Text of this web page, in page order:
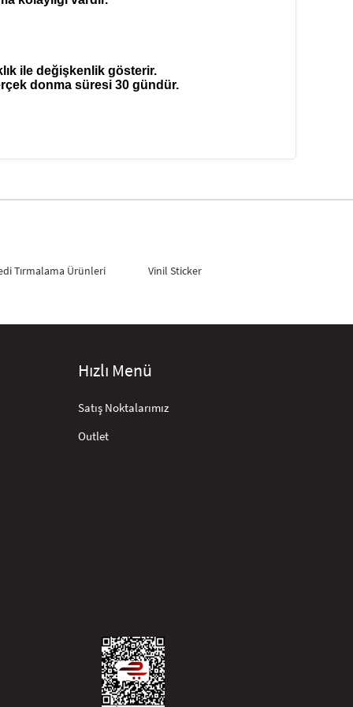
ile değişkenlik gösterir.
donma süresi 30 gündür.
Tırmalama Ürünleri Vinil Sticker
Hızlı Menü
Satış Noktalarımız
Outlet